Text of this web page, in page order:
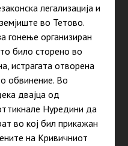
легализација и
во Тетово.
гонење организиран
било сторено во
истрагата отворена
обвинение. Во
двајца од
Нуредини да
во кој бил прикажан
на Кривичниот